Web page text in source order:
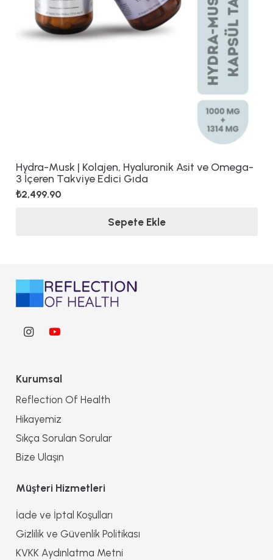
Hydra-Musk | Kolajen, Hyaluronik Asit ve Omega-
3 İçeren Takviye Edici Gıda
₺2,499.90
Sepete Ekle
Kurumsal
Reflection Of Health
Hikayemiz
Sıkça Sorulan Sorular
Bize Ulaşın
Müşteri Hizmetleri
İade ve İptal Koşulları
Gizlilik ve Güvenlik Politikası
KVKK Aydınlatma Metni